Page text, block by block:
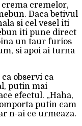
cremelor,
Daca betivul
si cel vesel iti
iti pune direct
un taur furios
si apoi ai turna
observi ca
putin mai
efectul. „Haha,
putin cam
n-ai ce urmeaza.